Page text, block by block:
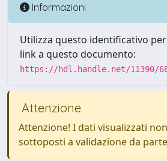
Informazioni
Utilizza questo identificativo
link a questo documento:
https://hdl.handle.net/11390/
Attenzione
Attenzione! I dati visualizzati
sottoposti a validazione da